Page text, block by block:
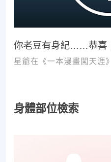
你老豆有身紀……恭喜
星爺在《一本漫畫闖天涯
身體部位檢索